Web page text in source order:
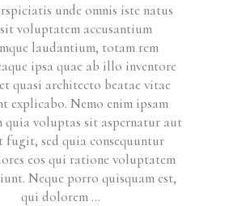
unde omnis iste natus
voluptatem accusantium
laudantium, totam rem
ipsa quae ab illo inventore
quasi architecto beatae vitae
explicabo. Nemo enim ipsam
quia voluptas sit aspernatur aut
sed quia consequuntur
eos qui ratione voluptatem
Neque porro quisquam est,
qui dolorem